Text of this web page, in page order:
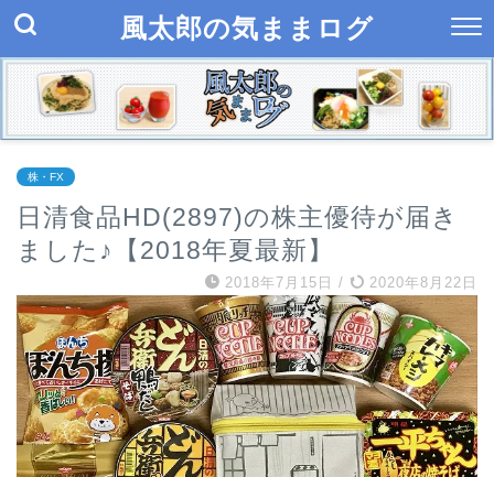
風太郎の気ままログ
株・FX
日清食品HD(2897)の株主優待が届き
ました♪【2018年夏最新】
2018年7月15日 / 2020年8月22日